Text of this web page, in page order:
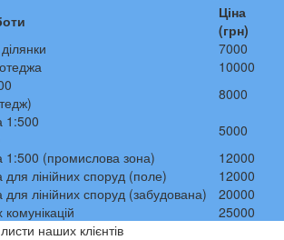
Ціна
(грн)
7000
10000
8000
1:500
5000
1:500 (промислова зона)
12000
лінійних споруд (поле)
12000
лінійних споруд (забудована)
20000
25000
наших клієнтів